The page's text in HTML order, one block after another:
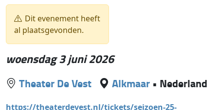
Dit evenement heeft
al plaatsgevonden.
woensdag 3 juni 2026
Theater De Vest Alkmaar • Nederland
https://theaterdevest.nl/tickets/seizoen-25-